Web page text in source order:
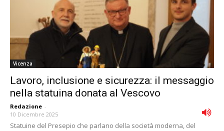
Vicenza
Lavoro, inclusione e sicurezza: il messaggio
nella statuina donata al Vescovo
Redazione -
10 Dicembre 2025
Statuine del Presepio che parlano della società moderna, del